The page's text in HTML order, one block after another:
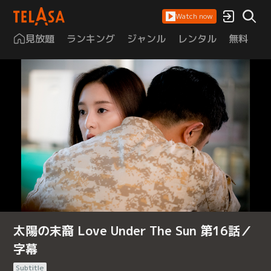
Watch now
見放題 ランキング ジャンル レンタル 無料
太陽の末裔 Love Under The Sun 第16話／
字幕
Subtitle